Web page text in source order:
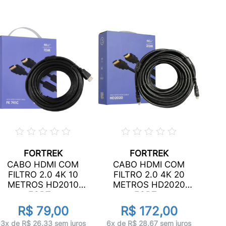
FORTREK
CABO HDMI COM
FILTRO 2.0 4K 10
METROS HD2010
FORT...
R$ 79,00
3x de R$ 26,33 sem juros
FORTREK
CABO HDMI COM
FILTRO 2.0 4K 20
METROS HD2020
FORT...
R$ 172,00
6x de R$ 28,67 sem juros